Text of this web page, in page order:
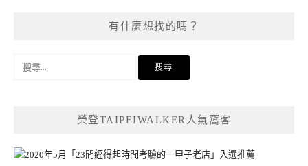
有什麼想找的嗎？
榮登TAIPEIWALKER人氣窩客